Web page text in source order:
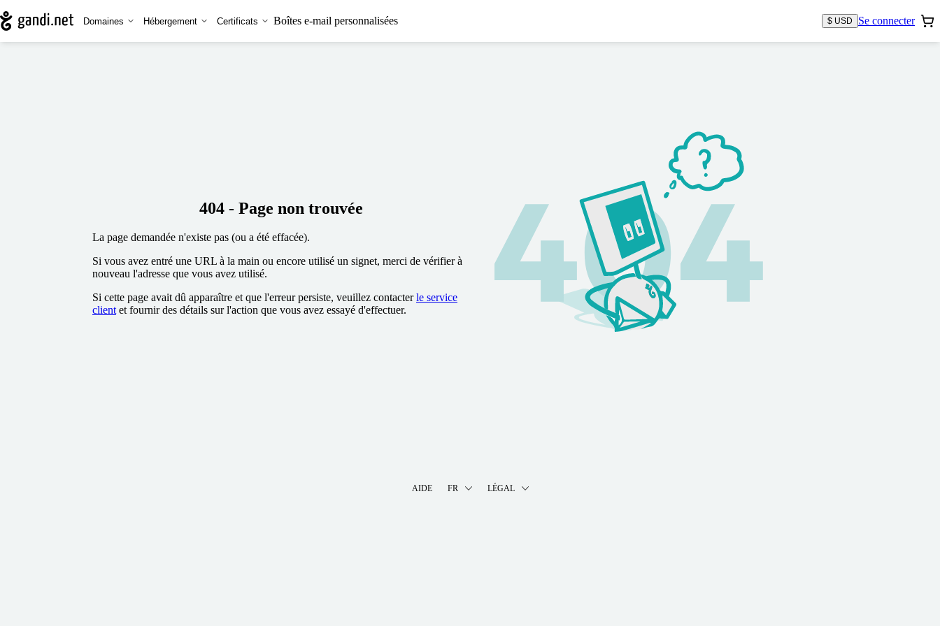
Domaines Hébergement Certificats Boîtes e-mail personnalisées $ USD Se connecter
404 - Page non trouvée
La page demandée n'existe pas (ou a été effacée).
Si vous avez entré une URL à la main ou encore utilisé un signet, merci de vérifier à
nouveau l'adresse que vous avez utilisé.
Si cette page avait dû apparaître et que l'erreur persiste, veuillez contacterle service
clientet fournir des détails sur l'action que vous avez essayé d'effectuer.
AIDE FR LÉGAL